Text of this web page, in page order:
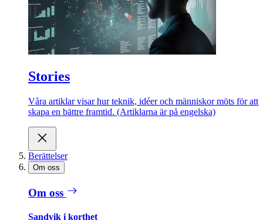
Stories
Våra artiklar visar hur teknik, idéer och människor möts för att
skapa en bättre framtid. (Artiklarna är på engelska)
Berättelser
Om oss
Om oss
Sandvik i korthet